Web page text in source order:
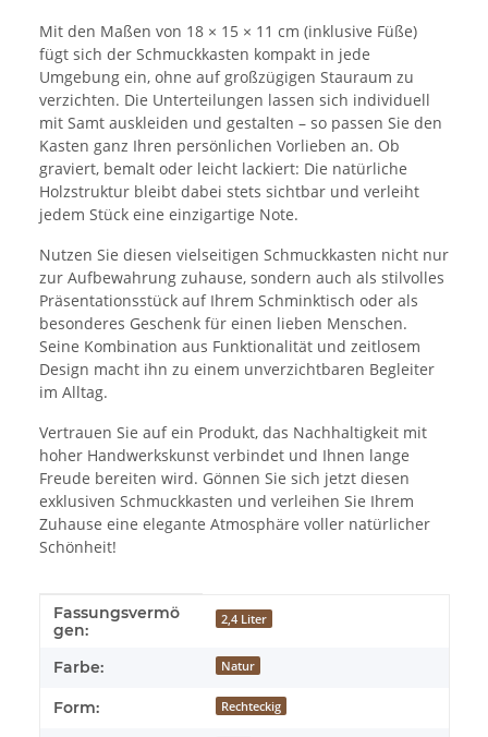
Mit den Maßen von 18 × 15 × 11 cm (inklusive Füße)
fügt sich der Schmuckkasten kompakt in jede
Umgebung ein, ohne auf großzügigen Stauraum zu
verzichten. Die Unterteilungen lassen sich individuell
mit Samt auskleiden und gestalten – so passen Sie den
Kasten ganz Ihren persönlichen Vorlieben an. Ob
graviert, bemalt oder leicht lackiert: Die natürliche
Holzstruktur bleibt dabei stets sichtbar und verleiht
jedem Stück eine einzigartige Note.
Nutzen Sie diesen vielseitigen Schmuckkasten nicht nur
zur Aufbewahrung zuhause, sondern auch als stilvolles
Präsentationsstück auf Ihrem Schminktisch oder als
besonderes Geschenk für einen lieben Menschen.
Seine Kombination aus Funktionalität und zeitlosem
Design macht ihn zu einem unverzichtbaren Begleiter
im Alltag.
Vertrauen Sie auf ein Produkt, das Nachhaltigkeit mit
hoher Handwerkskunst verbindet und Ihnen lange
Freude bereiten wird. Gönnen Sie sich jetzt diesen
exklusiven Schmuckkasten und verleihen Sie Ihrem
Zuhause eine elegante Atmosphäre voller natürlicher
Schönheit!
Produkteigenschaft
Wert
Fassungsvermö
gen:
2,4 Liter
Farbe: Natur
Form: Rechteckig